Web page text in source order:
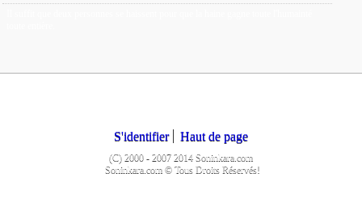
S'identifier Haut de page
(C) 2000 - 2007 2014 Soninkara.com
Soninkara.com © Tous Droits Réservés!